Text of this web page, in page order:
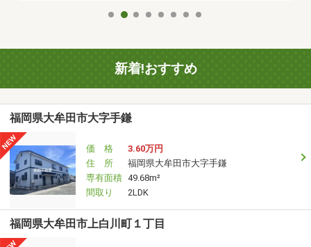
新着!おすすめ
福岡県大牟田市大字手鎌
価 格
3.60万円
住 所
福岡県大牟田市大字手鎌
専有面積 49.68m²
間取り
2LDK
福岡県大牟田市上白川町１丁目